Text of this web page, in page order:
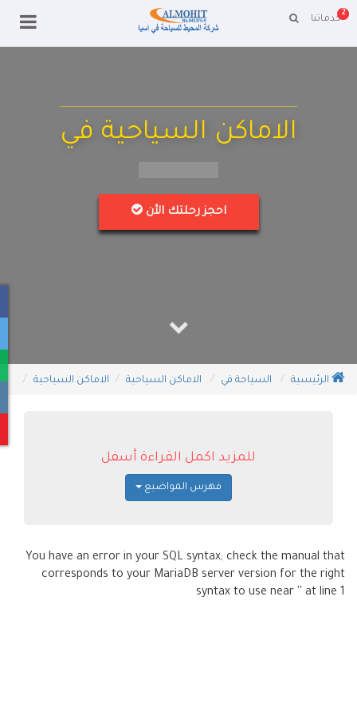
خدماتنا
2
الاماكن السياحية في
احجز رحلتك الأن
الرئيسية السياحة في الاماكن السياحية الاماكن السياحية
للمزيد اكمل القراءة أسفل
فهرس المواضيع
You have an error in your SQL syntax; check the manual that
corresponds to your MariaDB server version for the right
syntax to use near '' at line 1